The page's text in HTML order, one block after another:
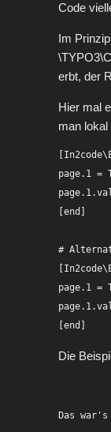
Code
Im
erbt, der
Hier mal
man
page.1 =
[end]
#
page.1 =
Die
Das